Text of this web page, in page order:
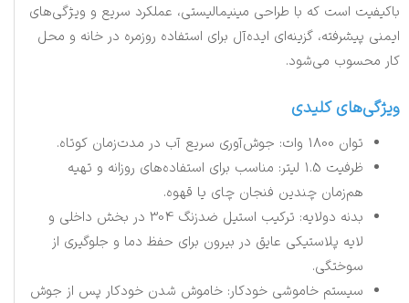
باکیفیت است که با طراحی مینیمالیستی، عملکرد سریع و ویژگی‌های
ایمنی پیشرفته، گزینه‌ای ایده‌آل برای استفاده روزمره در خانه و محل
کار محسوب می‌شود.
ویژگی‌های کلیدی
توان 1800 وات: جوش‌آوری سریع آب در مدت‌زمان کوتاه.
ظرفیت 1.5 لیتر: مناسب برای استفاده‌های روزانه و تهیه
هم‌زمان چندین فنجان چای یا قهوه.
بدنه دو‌لایه: ترکیب استیل ضدزنگ 304 در بخش داخلی و
لایه پلاستیکی عایق در بیرون برای حفظ دما و جلوگیری از
سوختگی.
سیستم خاموشی خودکار: خاموش شدن خودکار پس از جوش